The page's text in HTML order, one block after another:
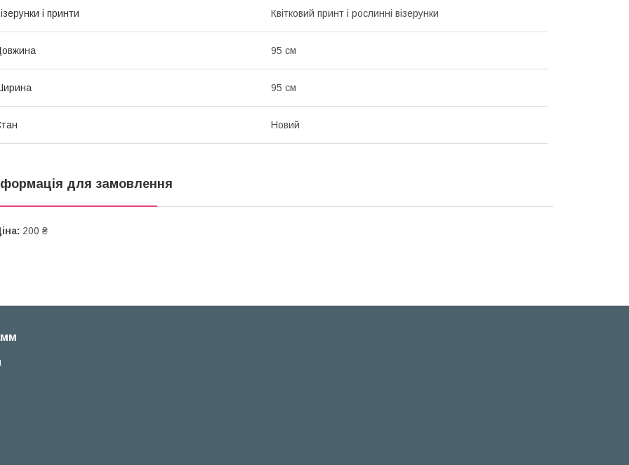
і принти Квітковий принт і рослинні візерунки
95 см
95 см
Новий
для замовлення
200 ₴